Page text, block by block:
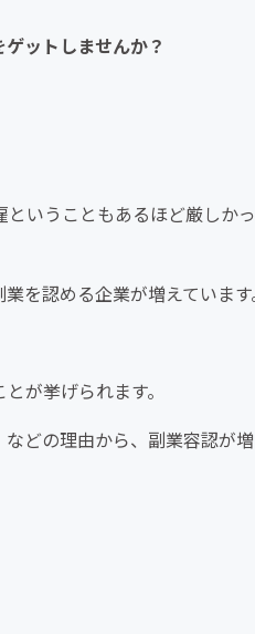
ットしませんか？
いうこともあるほど厳しか
を認める企業が増えています
が挙げられます。
どの理由から、副業容認が